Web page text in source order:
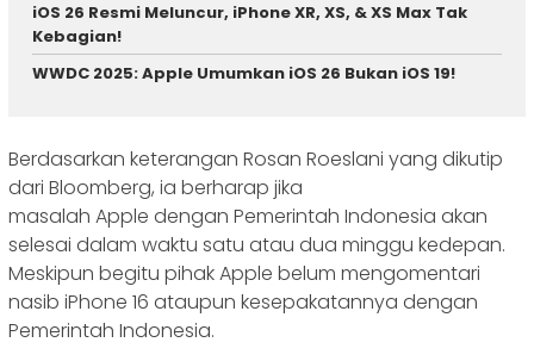
iOS 26 Resmi Meluncur, iPhone XR, XS, & XS Max Tak
Kebagian!
WWDC 2025: Apple Umumkan iOS 26 Bukan iOS 19!
Berdasarkan keterangan Rosan Roeslani yang dikutip
dari Bloomberg, ia berharap jika
masalah Apple dengan Pemerintah Indonesia akan
selesai dalam waktu satu atau dua minggu kedepan.
Meskipun begitu pihak Apple belum mengomentari
nasib iPhone 16 ataupun kesepakatannya dengan
Pemerintah Indonesia.